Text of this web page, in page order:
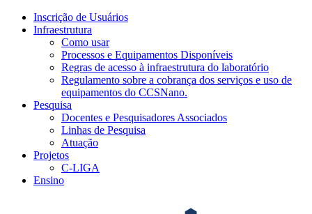
Inscrição de Usuários
Infraestrutura
Como usar
Processos e Equipamentos Disponíveis
Regras de acesso à infraestrutura do laboratório
Regulamento sobre a cobrança dos serviços e uso de
equipamentos do CCSNano.
Pesquisa
Docentes e Pesquisadores Associados
Linhas de Pesquisa
Atuação
Projetos
C-LIGA
Ensino